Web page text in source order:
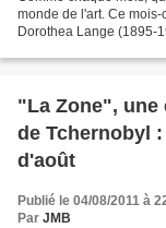
monde de l'art. Ce
Dorothea Lange (1895-
"La Zone", une
de Tchernobyl
d'août
Publié le 04/08/2011 à
Par JMB